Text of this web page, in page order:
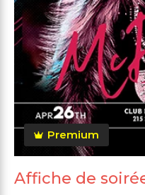
Premium
Affiche de